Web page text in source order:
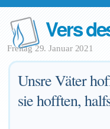
Vers
Freitag 29. Januar 2021
Unsre Väter
sie hofften,